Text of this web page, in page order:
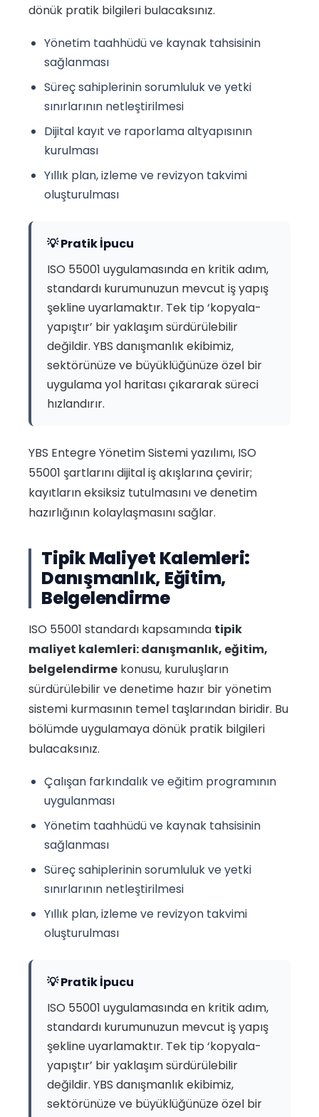
dönük pratik bilgileri bulacaksınız.
Yönetim taahhüdü ve kaynak tahsisinin
sağlanması
Süreç sahiplerinin sorumluluk ve yetki
sınırlarının netleştirilmesi
Dijital kayıt ve raporlama altyapısının
kurulması
Yıllık plan, izleme ve revizyon takvimi
oluşturulması
💡 Pratik İpucu
ISO 55001 uygulamasında en kritik adım,
standardı kurumunuzun mevcut iş yapış
şekline uyarlamaktır. Tek tip ‘kopyala-
yapıştır’ bir yaklaşım sürdürülebilir
değildir. YBS danışmanlık ekibimiz,
sektörünüze ve büyüklüğünüze özel bir
uygulama yol haritası çıkararak süreci
hızlandırır.
YBS Entegre Yönetim Sistemi yazılımı, ISO
55001 şartlarını dijital iş akışlarına çevirir;
kayıtların eksiksiz tutulmasını ve denetim
hazırlığının kolaylaşmasını sağlar.
Tipik Maliyet Kalemleri:
Danışmanlık, Eğitim,
Belgelendirme
ISO 55001 standardı kapsamında tipik
maliyet kalemleri: danışmanlık, eğitim,
belgelendirme konusu, kuruluşların
sürdürülebilir ve denetime hazır bir yönetim
sistemi kurmasının temel taşlarından biridir. Bu
bölümde uygulamaya dönük pratik bilgileri
bulacaksınız.
Çalışan farkındalık ve eğitim programının
uygulanması
Yönetim taahhüdü ve kaynak tahsisinin
sağlanması
Süreç sahiplerinin sorumluluk ve yetki
sınırlarının netleştirilmesi
Yıllık plan, izleme ve revizyon takvimi
oluşturulması
💡 Pratik İpucu
ISO 55001 uygulamasında en kritik adım,
standardı kurumunuzun mevcut iş yapış
şekline uyarlamaktır. Tek tip ‘kopyala-
yapıştır’ bir yaklaşım sürdürülebilir
değildir. YBS danışmanlık ekibimiz,
sektörünüze ve büyüklüğünüze özel bir